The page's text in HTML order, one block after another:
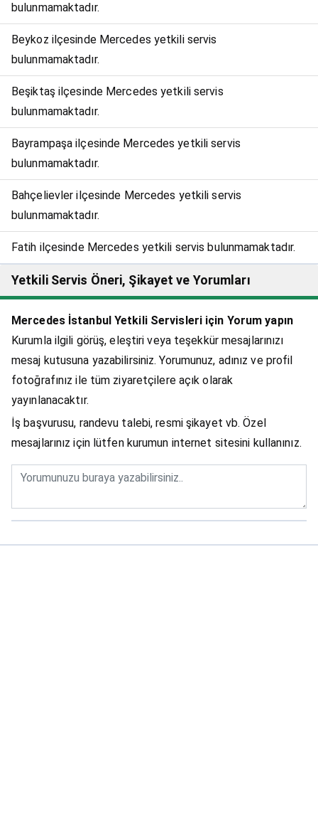
bulunmamaktadır.
Beykoz ilçesinde Mercedes yetkili servis
bulunmamaktadır.
Beşiktaş ilçesinde Mercedes yetkili servis
bulunmamaktadır.
Bayrampaşa ilçesinde Mercedes yetkili servis
bulunmamaktadır.
Bahçelievler ilçesinde Mercedes yetkili servis
bulunmamaktadır.
Fatih ilçesinde Mercedes yetkili servis bulunmamaktadır.
Yetkili Servis Öneri, Şikayet ve Yorumları
Mercedes İstanbul Yetkili Servisleri için Yorum yapın
Kurumla ilgili görüş, eleştiri veya teşekkür mesajlarınızı
mesaj kutusuna yazabilirsiniz. Yorumunuz, adınız ve profil
fotoğrafınız ile tüm ziyaretçilere açık olarak
yayınlanacaktır.
İş başvurusu, randevu talebi, resmi şikayet vb. Özel
mesajlarınız için lütfen kurumun internet sitesini kullanınız.